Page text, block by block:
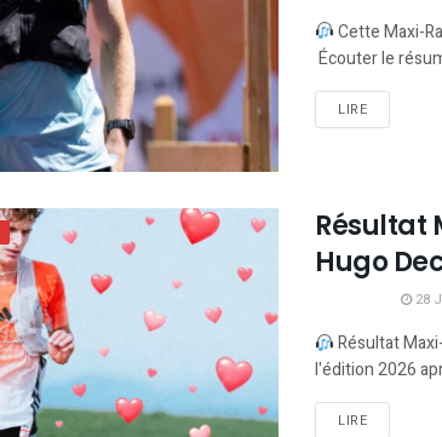
Cette Maxi-
Écouter le
LIRE
Résultat
Hugo
28
Résultat
l'édition 2026
LIRE